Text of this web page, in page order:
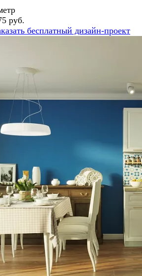
руб.
бесплатный дизайн-проект